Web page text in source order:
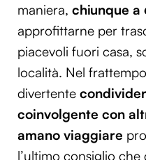
maniera, chiunque a
approfittarne per
piacevoli fuori casa,
località. Nel
divertente
coinvolgente con
amano viaggiare
l’ultimo consiglio